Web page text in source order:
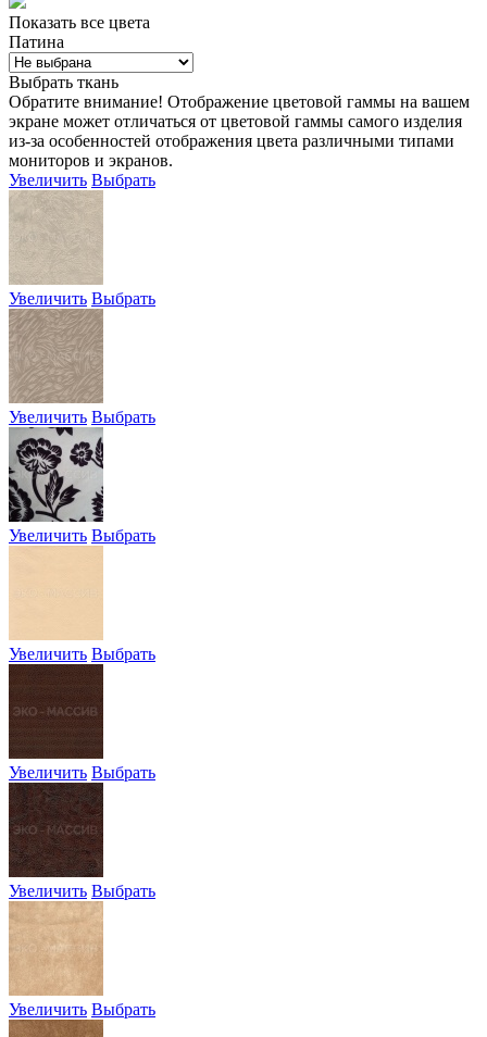
Показать все цвета
Патина
Выбрать ткань
Обратите внимание! Отображение цветовой гаммы на вашем
экране может отличаться от цветовой гаммы самого изделия
из-за особенностей отображения цвета различными типами
мониторов и экранов.
Увеличить Выбрать
Увеличить Выбрать
Увеличить Выбрать
Увеличить Выбрать
Увеличить Выбрать
Увеличить Выбрать
Увеличить Выбрать
Увеличить Выбрать